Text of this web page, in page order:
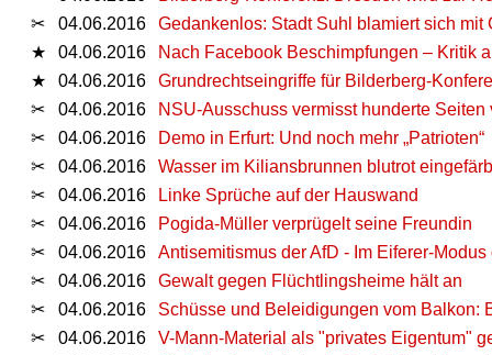
✂
04.06.2016
Gedankenlos: Stadt Suhl blamiert sich mit
★
04.06.2016
Nach Facebook Beschimpfungen – Kritik
★
04.06.2016
Grundrechtseingriffe für Bilderberg-
✂
04.06.2016
NSU-Ausschuss vermisst hunderte
✂
04.06.2016
Demo in Erfurt: Und noch mehr „Patrioten“
✂
04.06.2016
Wasser im Kiliansbrunnen blutrot
✂
04.06.2016
Linke Sprüche auf der Hauswand
✂
04.06.2016
Pogida-Müller verprügelt seine Freundin
✂
04.06.2016
Antisemitismus der AfD - Im Eiferer-
✂
04.06.2016
Gewalt gegen Flüchtlingsheime hält an
✂
04.06.2016
Schüsse und Beleidigungen vom Balkon:
✂
04.06.2016
V-Mann-Material als "privates Eigentum"